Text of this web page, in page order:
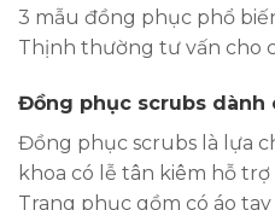
3 mẫu đồng phục phổ
Thịnh thường tư vấn cho
Đồng phục scrubs dành
Đồng phục scrubs là lựa
khoa có lễ tân kiêm hỗ
Trang phục gồm có áo